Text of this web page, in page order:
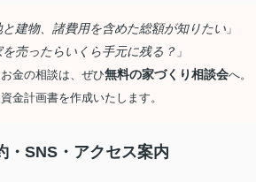
と建物、諸費用を含めた総額が知りたい 」
を売ったらいくら手元に残る？ 」
金の相談は、ぜひ無料の家づくり相談会へ。
金計画書を作成いたします。
・SNS・アクセス案内